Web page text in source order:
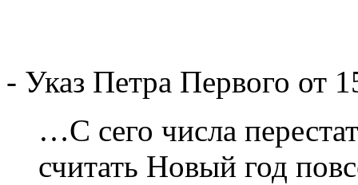
- Указ Петра Первого от
…С сего числа
считать Новый год